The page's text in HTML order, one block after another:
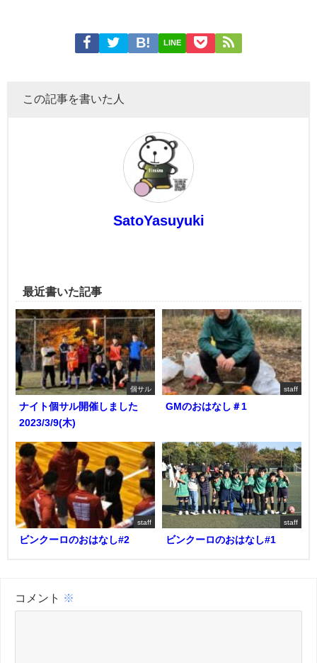
LINE
この記事を書いた人
SatoYasuyuki
最近書いた記事
個サル
ナイト個サル開催しました
2023/3/9(木)
staff
GMのおはなし＃1
staff
ビンクーロのおはなし#2
staff
ビンクーロのおはなし#1
コメント ※